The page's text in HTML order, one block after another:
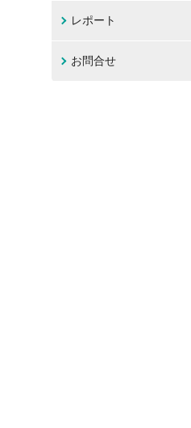
レポート
お問合せ